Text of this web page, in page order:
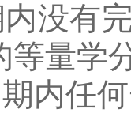
没有
等量学
内任